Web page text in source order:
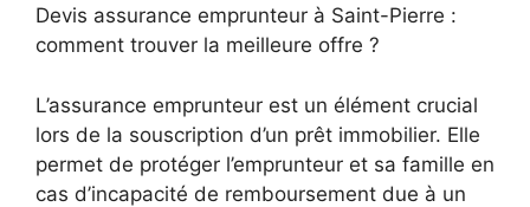
Devis assurance emprunteur à Saint-Pierre :
comment trouver la meilleure offre ?
L’assurance emprunteur est un élément crucial
lors de la souscription d’un prêt immobilier. Elle
permet de protéger l’emprunteur et sa famille en
cas d’incapacité de remboursement due à un